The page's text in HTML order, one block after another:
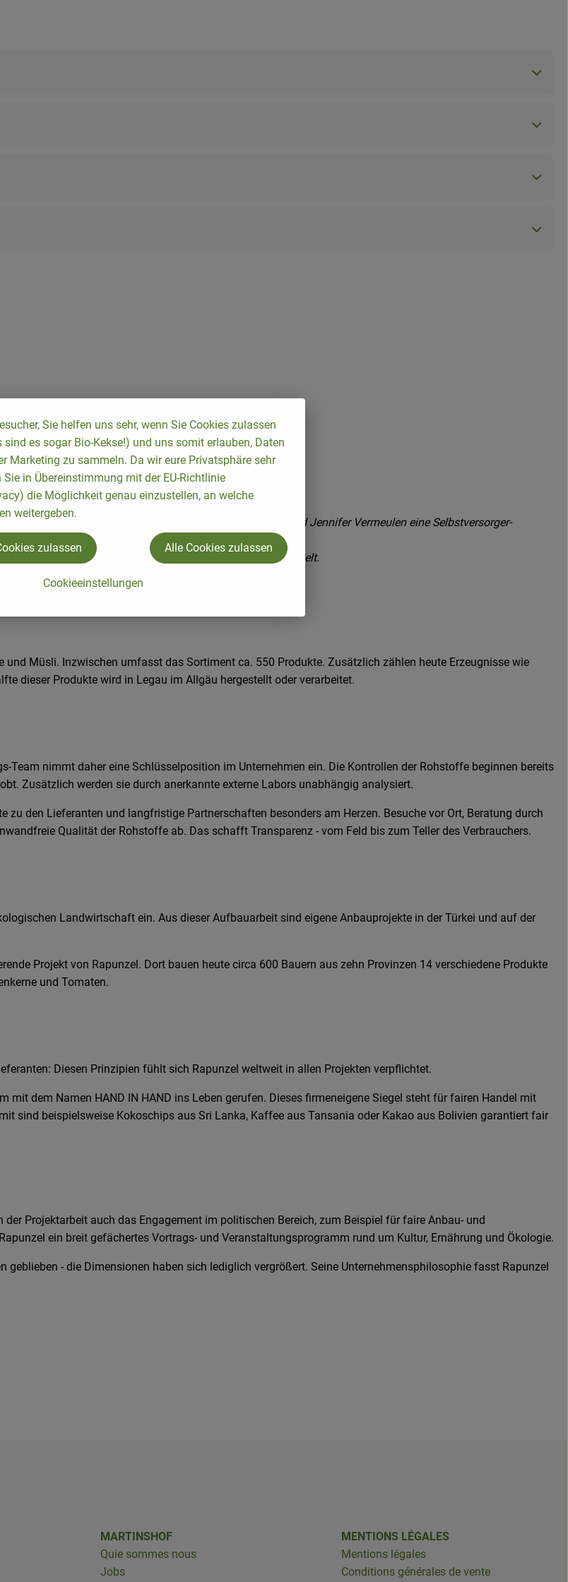
hat alles ganz klein: 1974 gründeten Joseph Wilhelm und Jennifer Vermeulen eine Selbstversorger-
Augsburg.
agierendes Unternehmen mit 300 Mitarbeitern entwickelt.
und vegetarische Lebensmittel herzustellen.
und Müsli. Inzwischen umfasst das Sortiment ca. 550 Produkte. Zusätzlich zählen heute Erzeugnisse wie
dieser Produkte wird in Legau im Allgäu hergestellt oder verarbeitet.
Team nimmt daher eine Schlüsselposition im Unternehmen ein. Die Kontrollen der Rohstoffe beginnen bereits
Zusätzlich werden sie durch anerkannte externe Labors unabhängig analysiert.
den Lieferanten und langfristige Partnerschaften besonders am Herzen. Besuche vor Ort, Beratung durch
Qualität der Rohstoffe ab. Das schafft Transparenz - vom Feld bis zum Teller des Verbrauchers.
Landwirtschaft ein. Aus dieser Aufbauarbeit sind eigene Anbauprojekte in der Türkei und auf der
Projekt von Rapunzel. Dort bauen heute circa 600 Bauern aus zehn Provinzen 14 verschiedene Produkte
und Tomaten.
Diesen Prinzipien fühlt sich Rapunzel weltweit in allen Projekten verpflichtet.
mit dem Namen HAND IN HAND ins Leben gerufen. Dieses firmeneigene Siegel steht für fairen Handel mit
sind beispielsweise Kokoschips aus Sri Lanka, Kaffee aus Tansania oder Kakao aus Bolivien garantiert fair
Projektarbeit auch das Engagement im politischen Bereich, zum Beispiel für faire Anbau- und
ein breit gefächertes Vortrags- und Veranstaltungsprogramm rund um Kultur, Ernährung und Ökologie.
geblieben - die Dimensionen haben sich lediglich vergrößert. Seine Unternehmensphilosophie fasst Rapunzel
MARTINSHOF
Quie sommes nous
Jobs
MENTIONS LÉGALES
Mentions légales
Conditions générales de vente
Sie helfen uns sehr, wenn Sie Cookies zulassen
sind es sogar Bio-Kekse!) und uns somit erlauben, Daten
Marketing zu sammeln. Da wir eure Privatsphäre sehr
in Übereinstimmung mit der EU-Richtlinie
die Möglichkeit genau einzustellen, an welche
weitergeben.
Cookieeinstellungen
zulassen Alle Cookies zulassen